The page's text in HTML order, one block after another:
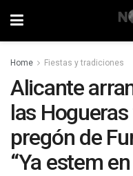
Home Fiestas y tradiciones
Alicante
las
pregón de
“Ya estem